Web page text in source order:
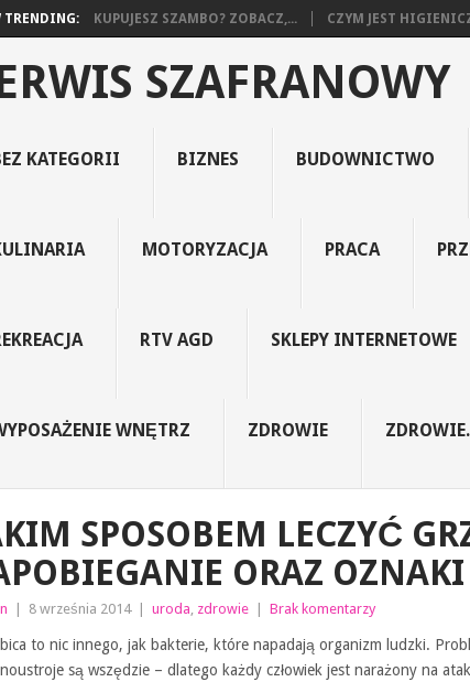
TRENDING: KUPUJESZ SZAMBO? ZOBACZ,... CZYM JEST
SZAFRANOWY
KATEGORII BIZNES BUDOWNICTWO
MOTORYZACJA PRACA
RTV AGD SKLEPY INTERNETOWE
WNĘTRZ ZDROWIE
SPOSOBEM LECZYĆ
ORAZ OZNAKI
8 września 2014 uroda, zdrowie Brak komentarzy
to nic innego, jak bakterie, które napadają organizm ludzki.
są wszędzie – dlatego każdy człowiek jest narażony na